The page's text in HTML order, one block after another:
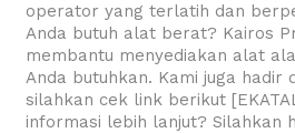
operator yang terlatih dan
Anda butuh alat berat? Kairos
membantu menyediakan alat
Anda butuhkan. Kami juga hadir
silahkan cek link berikut
informasi lebih lanjut? Silahkan